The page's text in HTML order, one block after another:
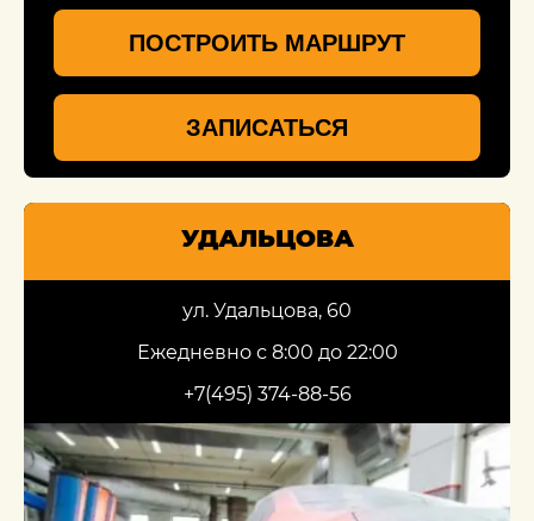
ПОСТРОИТЬ МАРШРУТ
ЗАПИСАТЬСЯ
УДАЛЬЦОВА
ул. Удальцова, 60
Ежедневно с 8:00 до 22:00
+7(495) 374-88-56